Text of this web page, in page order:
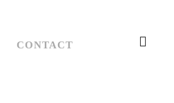
CONTACT